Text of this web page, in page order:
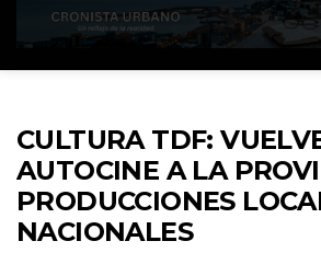
CULTURA TDF:
AUTOCINE A LA
PRODUCCIONES
NACIONALES